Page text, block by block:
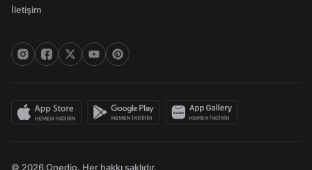
İletişim
© 2026 Onedio. Her hakkı saklıdır.